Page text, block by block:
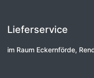
Lieferservice
im Raum Eckernförde,